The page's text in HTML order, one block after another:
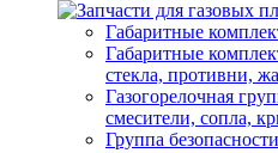
Габаритные
Габаритные
стекла, противни,
Газогорелочная
смесители, сопла,
Группа